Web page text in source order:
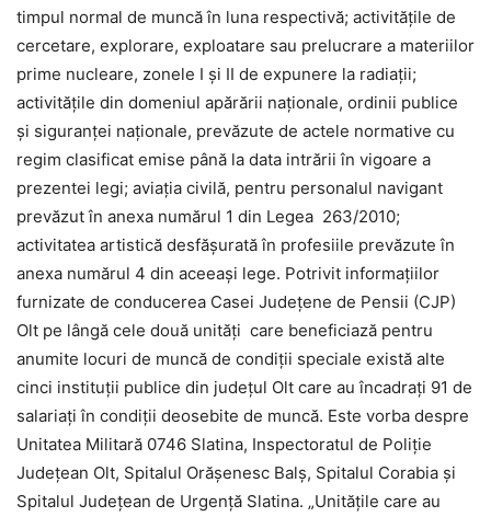
timpul normal de muncă în luna respectivă; activităţile de
cercetare, explorare, exploatare sau prelucrare a materiilor
prime nucleare, zonele I şi II de expunere la radiaţii;
activităţile din domeniul apărării naţionale, ordinii publice
şi siguranţei naţionale, prevăzute de actele normative cu
regim clasificat emise până la data intrării în vigoare a
prezentei legi; aviaţia civilă, pentru personalul navigant
prevăzut în anexa numărul 1 din Legea 263/2010;
activitatea artistică desfăşurată în profesiile prevăzute în
anexa numărul 4 din aceeaşi lege. Potrivit informaţiilor
furnizate de conducerea Casei Judeţene de Pensii (CJP)
Olt pe lângă cele două unităţi care beneficiază pentru
anumite locuri de muncă de condiţii speciale există alte
cinci instituţii publice din judeţul Olt care au încadraţi 91 de
salariaţi în condiţii deosebite de muncă. Este vorba despre
Unitatea Militară 0746 Slatina, Inspectoratul de Poliţie
Judeţean Olt, Spitalul Orăşenesc Balş, Spitalul Corabia şi
Spitalul Judeţean de Urgenţă Slatina. „Unităţile care au